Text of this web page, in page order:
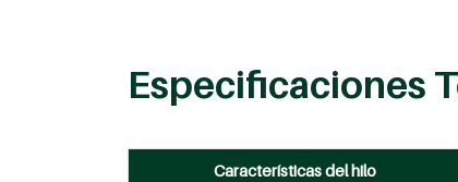
Especificaciones
Características del hilo